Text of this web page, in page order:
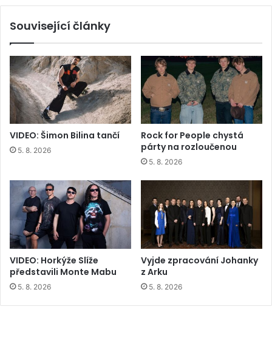
Související články
VIDEO: Šimon Bilina tančí
5. 8. 2026
Rock for People chystá
párty na rozloučenou
5. 8. 2026
VIDEO: Horkýže Slíže
představili Monte Mabu
5. 8. 2026
Vyjde zpracování Johanky
z Arku
5. 8. 2026